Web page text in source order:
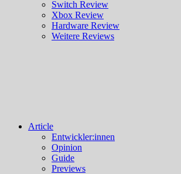
Switch Review
Xbox Review
Hardware Review
Weitere Reviews
Article
Entwickler:innen
Opinion
Guide
Previews